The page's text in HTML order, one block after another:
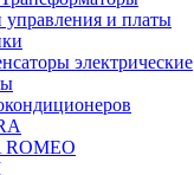
управления и платы
электрические
ROMEO